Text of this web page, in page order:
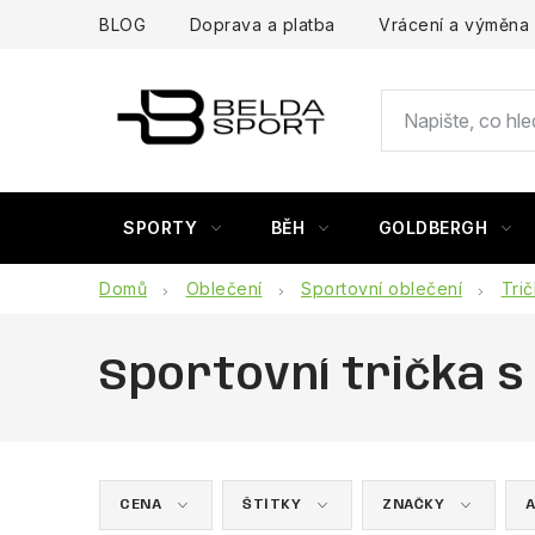
BLOG Doprava a platba Vrácení a
SPORTY BĚH GOLDBERGH
Domů Oblečení Sportovní oblečení
Sportovní trička s
CENA ŠTÍTKY ZNAČKY